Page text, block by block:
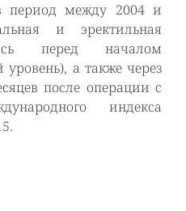
период между 2004 и
и эректильная
перед началом
а также через
после операции с
индекса